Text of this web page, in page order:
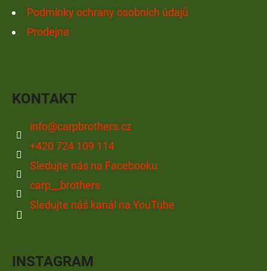
Podmínky ochrany osobních údajů
Prodejna
KONTAKT
info@carpbrothers.cz
+420 724 109 114
Sledujte nás na Facebooku
carp__brothers
Sledujte náš kanál na YouTube
INSTAGRAM